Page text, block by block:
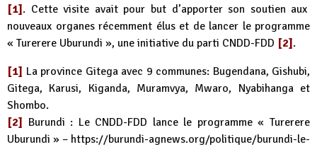
[1]. Cette visite avait pour but d’apporter son soutien aux
nouveaux organes récemment élus et de lancer le programme
« Turerere Uburundi », une initiative du parti CNDD-FDD [2].
[1] La province Gitega avec 9 communes: Bugendana, Gishubi,
Gitega, Karusi, Kiganda, Muramvya, Mwaro, Nyabihanga et
Shombo.
[2] Burundi : Le CNDD-FDD lance le programme « Turerere
Uburundi » – https://burundi-agnews.org/politique/burundi-le-